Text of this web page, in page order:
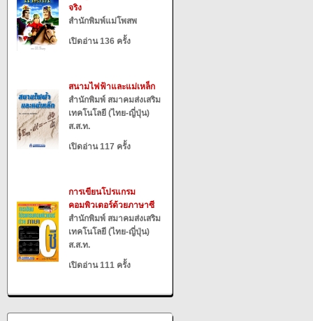
จริง
สำนักพิมพ์แม่โพสพ
เปิดอ่าน 136 ครั้ง
สนามไฟฟ้าและแม่เหล็ก
สำนักพิมพ์ สมาคมส่งเสริม
เทคโนโลยี (ไทย-ญี่ปุ่น)
ส.ส.ท.
เปิดอ่าน 117 ครั้ง
การเขียนโปรแกรม
คอมพิวเตอร์ด้วยภาษาซี
สำนักพิมพ์ สมาคมส่งเสริม
เทคโนโลยี (ไทย-ญี่ปุ่น)
ส.ส.ท.
เปิดอ่าน 111 ครั้ง